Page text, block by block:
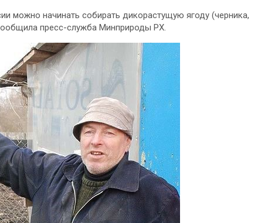
можно начинать собирать дикорастущую ягоду (черника,
пресс-служба Минприроды РХ.